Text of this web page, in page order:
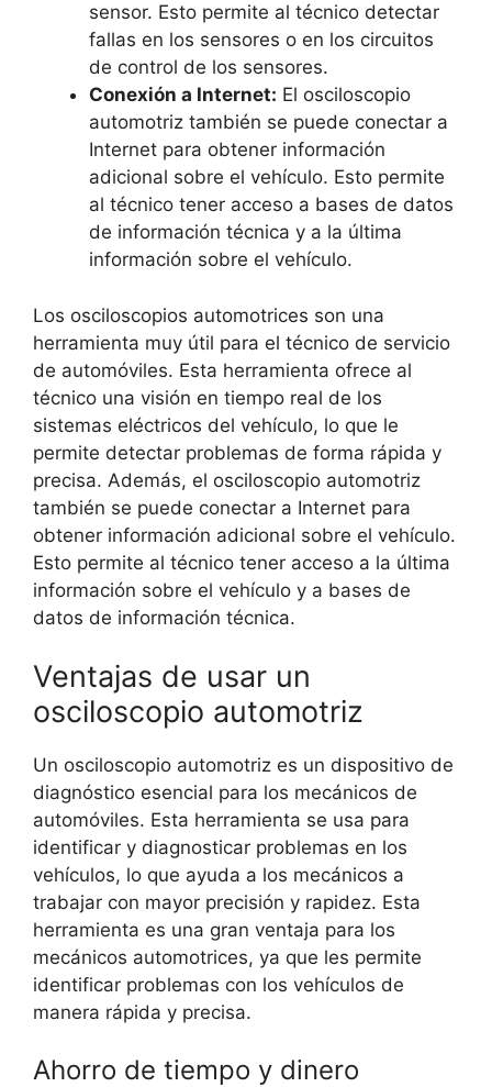
sensor. Esto permite al técnico detectar
fallas en los sensores o en los circuitos
de control de los sensores.
Conexión a Internet: El osciloscopio
automotriz también se puede conectar a
Internet para obtener información
adicional sobre el vehículo. Esto permite
al técnico tener acceso a bases de datos
de información técnica y a la última
información sobre el vehículo.
Los osciloscopios automotrices son una
herramienta muy útil para el técnico de servicio
de automóviles. Esta herramienta ofrece al
técnico una visión en tiempo real de los
sistemas eléctricos del vehículo, lo que le
permite detectar problemas de forma rápida y
precisa. Además, el osciloscopio automotriz
también se puede conectar a Internet para
obtener información adicional sobre el vehículo.
Esto permite al técnico tener acceso a la última
información sobre el vehículo y a bases de
datos de información técnica.
Ventajas de usar un
osciloscopio automotriz
Un osciloscopio automotriz es un dispositivo de
diagnóstico esencial para los mecánicos de
automóviles. Esta herramienta se usa para
identificar y diagnosticar problemas en los
vehículos, lo que ayuda a los mecánicos a
trabajar con mayor precisión y rapidez. Esta
herramienta es una gran ventaja para los
mecánicos automotrices, ya que les permite
identificar problemas con los vehículos de
manera rápida y precisa.
Ahorro de tiempo y dinero